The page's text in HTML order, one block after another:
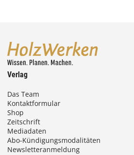
Verlag
Das Team
Kontaktformular
Shop
Zeitschrift
Mediadaten
Abo-Kündigungsmodalitäten
Newsletteranmeldung